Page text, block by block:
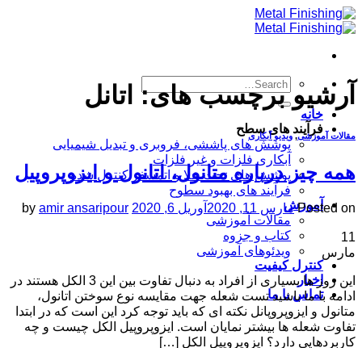
Skip
to
خانه
فرآیند های سطح
پوشش های پاششی، فروبری و تبدیل شیمیایی
آبکاری فلزات و غیر فلزات
پوشش های تحت خلا و اتمسفر کنترل شده
فرآیند های بهبود سطوح
آموزش
مقالات آموزشی
کتاب و جزوه
ویدئوهای آموزشی
کنترل کیفیت
اخبار
تماس با ما
آرشیو برچسب های: اتانل
مقالات آموزشی,ویدیو آبکاری
همه چیز درباره متانول، اتانول و ایزوپروپیل
Posted on مارس 11, 2020 آوریل 6, 2020 by amir ansaripour
11
مارس
این روز ها بسیاری از افراد به دنبال تفاوت بین این 3 الکل هستند در
ادامه با ما باشید تست شعله جهت مقایسه نوع سوختن اتانول،
متانول و ایزوپروپانل نکته ای که باید توجه کرد این است که در ابتدا
تفاوت شعله ها بیشتر نمایان است. ایزوپروپیل الکل چیست و چه
کاربردهایی دارد؟ ایزوپروپیل الکل […]